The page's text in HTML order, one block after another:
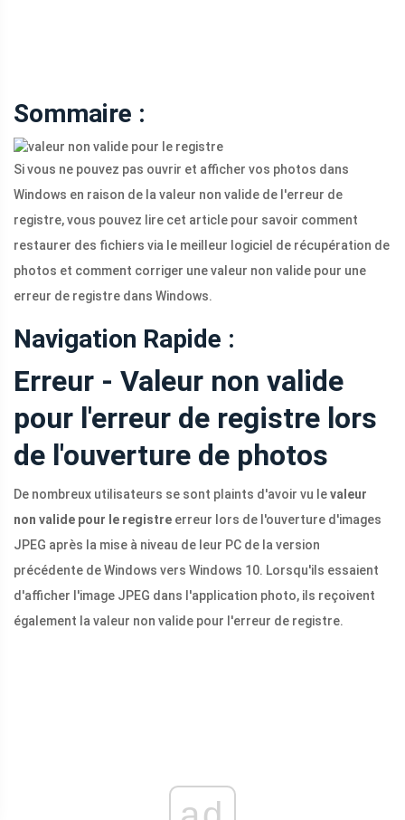
Sommaire :
Si vous ne pouvez pas ouvrir et afficher vos photos dans
Windows en raison de la valeur non valide de l'erreur de
registre, vous pouvez lire cet article pour savoir comment
restaurer des fichiers via le meilleur logiciel de récupération de
photos et comment corriger une valeur non valide pour une
erreur de registre dans Windows.
Navigation Rapide :
Erreur - Valeur non valide
pour l'erreur de registre lors
de l'ouverture de photos
De nombreux utilisateurs se sont plaints d'avoir vu levaleur
non valide pour le registre erreur lors de l'ouverture d'images
JPEG après la mise à niveau de leur PC de la version
précédente de Windows vers Windows 10. Lorsqu'ils essaient
d'afficher l'image JPEG dans l'application photo, ils reçoivent
également la valeur non valide pour l'erreur de registre.